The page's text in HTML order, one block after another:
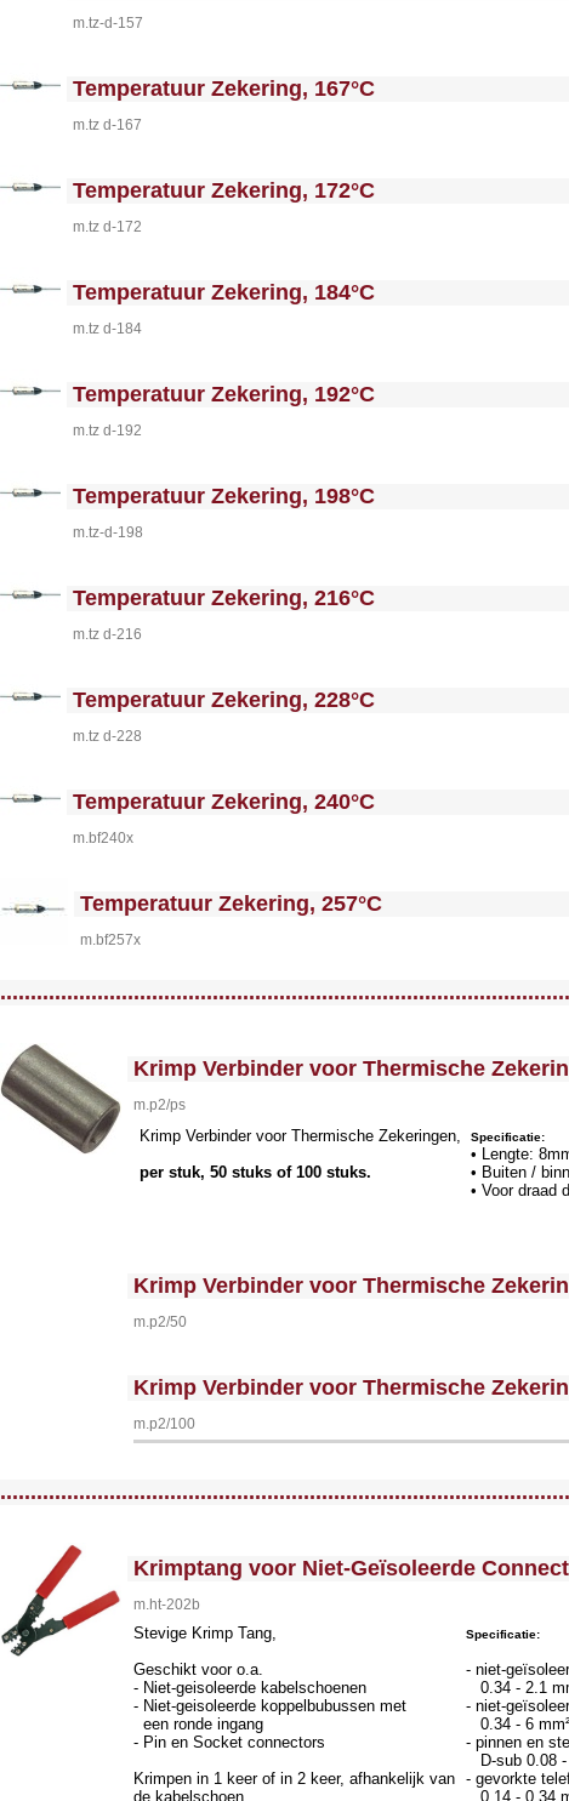
m.tz-d-157
<!-- MakeFullWidth0 --><!-- MakeFullWidth1 --><!-- MakeFullWidth2 --><!-- MakeFullWidth3 --><!-- MakeFullWidth4 --><!-- MakeFullWidth5 --><!-- MakeFullWidth6 --><!-- MakeFullWidth7 --><!-- MakeFullWidth8 --><!-- MakeFullWidth9 --><!-- MakeFullWidth10 --><!-- MakeFullWidth11 --><!-- MakeFullWidth12 --><!-- MakeFullWidth13 --><!-- MakeFullWidth14 --><!-- MakeFullWidth15 --><!--
Temperatuur Zekering, 167°C
m.tz d-167
<!-- MakeFullWidth0 --><!-- MakeFullWidth1 --><!-- MakeFullWidth2 --><!-- MakeFullWidth3 --><!-- MakeFullWidth4 --><!-- MakeFullWidth5 --><!-- MakeFullWidth6 --><!-- MakeFullWidth7 --><!-- MakeFullWidth8 --><!-- MakeFullWidth9 --><!-- MakeFullWidth10 --><!-- MakeFullWidth11 --><!-- MakeFullWidth12 --><!-- MakeFullWidth13 --><!-- MakeFullWidth14 --><!-- MakeFullWidth15 --><!--
Temperatuur Zekering, 172°C
m.tz d-172
<!-- MakeFullWidth0 --><!-- MakeFullWidth1 --><!-- MakeFullWidth2 --><!-- MakeFullWidth3 --><!-- MakeFullWidth4 --><!-- MakeFullWidth5 --><!-- MakeFullWidth6 --><!-- MakeFullWidth7 --><!-- MakeFullWidth8 --><!-- MakeFullWidth9 --><!-- MakeFullWidth10 --><!-- MakeFullWidth11 --><!-- MakeFullWidth12 --><!-- MakeFullWidth13 --><!-- MakeFullWidth14 --><!-- MakeFullWidth15 --><!--
Temperatuur Zekering, 184°C
m.tz d-184
<!-- MakeFullWidth0 --><!-- MakeFullWidth1 --><!-- MakeFullWidth2 --><!-- MakeFullWidth3 --><!-- MakeFullWidth4 --><!-- MakeFullWidth5 --><!-- MakeFullWidth6 --><!-- MakeFullWidth7 --><!-- MakeFullWidth8 --><!-- MakeFullWidth9 --><!-- MakeFullWidth10 --><!-- MakeFullWidth11 --><!-- MakeFullWidth12 --><!-- MakeFullWidth13 --><!-- MakeFullWidth14 --><!-- MakeFullWidth15 --><!--
Temperatuur Zekering, 192°C
m.tz d-192
<!-- MakeFullWidth0 --><!-- MakeFullWidth1 --><!-- MakeFullWidth2 --><!-- MakeFullWidth3 --><!-- MakeFullWidth4 --><!-- MakeFullWidth5 --><!-- MakeFullWidth6 --><!-- MakeFullWidth7 --><!-- MakeFullWidth8 --><!-- MakeFullWidth9 --><!-- MakeFullWidth10 --><!-- MakeFullWidth11 --><!-- MakeFullWidth12 --><!-- MakeFullWidth13 --><!-- MakeFullWidth14 --><!-- MakeFullWidth15 --><!--
Temperatuur Zekering, 198°C
m.tz-d-198
<!-- MakeFullWidth0 --><!-- MakeFullWidth1 --><!-- MakeFullWidth2 --><!-- MakeFullWidth3 --><!-- MakeFullWidth4 --><!-- MakeFullWidth5 --><!-- MakeFullWidth6 --><!-- MakeFullWidth7 --><!-- MakeFullWidth8 --><!-- MakeFullWidth9 --><!-- MakeFullWidth10 --><!-- MakeFullWidth11 --><!-- MakeFullWidth12 --><!-- MakeFullWidth13 --><!-- MakeFullWidth14 --><!-- MakeFullWidth15 --><!--
Temperatuur Zekering, 216°C
m.tz d-216
<!-- MakeFullWidth0 --><!-- MakeFullWidth1 --><!-- MakeFullWidth2 --><!-- MakeFullWidth3 --><!-- MakeFullWidth4 --><!-- MakeFullWidth5 --><!-- MakeFullWidth6 --><!-- MakeFullWidth7 --><!-- MakeFullWidth8 --><!-- MakeFullWidth9 --><!-- MakeFullWidth10 --><!-- MakeFullWidth11 --><!-- MakeFullWidth12 --><!-- MakeFullWidth13 --><!-- MakeFullWidth14 --><!-- MakeFullWidth15 --><!--
Temperatuur Zekering, 228°C
m.tz d-228
<!-- MakeFullWidth0 --><!-- MakeFullWidth1 --><!-- MakeFullWidth2 --><!-- MakeFullWidth3 --><!-- MakeFullWidth4 --><!-- MakeFullWidth5 --><!-- MakeFullWidth6 --><!-- MakeFullWidth7 --><!-- MakeFullWidth8 --><!-- MakeFullWidth9 --><!-- MakeFullWidth10 --><!-- MakeFullWidth11 --><!-- MakeFullWidth12 --><!-- MakeFullWidth13 --><!-- MakeFullWidth14 --><!-- MakeFullWidth15 --><!--
Temperatuur Zekering, 240°C
m.bf240x
<!-- MakeFullWidth0 --><!-- MakeFullWidth1 --><!-- MakeFullWidth2 --><!-- MakeFullWidth3 --><!-- MakeFullWidth4 --><!-- MakeFullWidth5 --><!-- MakeFullWidth6 --><!-- MakeFullWidth7 --><!-- MakeFullWidth8 --><!-- MakeFullWidth9 --><!-- MakeFullWidth10 --><!-- MakeFullWidth11 --><!-- MakeFullWidth12 --><!-- MakeFullWidth13 --><!-- MakeFullWidth14 --><!-- MakeFullWidth15
Temperatuur Zekering, 257°C
m.bf257x
<!-- MakeFullWidth0 --><!-- MakeFullWidth1 --><!-- MakeFullWidth2 --><!-- MakeFullWidth3 --><!-- MakeFullWidth4 --><!-- MakeFullWidth5 --><!-- MakeFullWidth6 --><!-- MakeFullWidth7 --><!-- MakeFullWidth8 --><!-- MakeFullWidth9 --><!-- MakeFullWidth10 --><!-- MakeFullWidth11 --><!-- MakeFullWidth12 --><!-- MakeFullWidth13 --><!-- MakeFullWidth14 --><!-- MakeFullWidth15 --><!-- MakeFullWidth16 --><!-- MakeFullWidth17 --><!-- MakeFullWidth18 --><!-- MakeFullWidth19 -->
Krimp Verbinder voor Thermische
m.p2/ps
Krimp Verbinder voor Thermische Zekeringen,
per stuk, 50 stuks of 100 stuks.
Specificatie:
• Lengte:
• Buiten /
• Voor draad
<!-- MakeFullWidth0 --><!-- MakeFullWidth1 --><!-- MakeFullWidth2 --><!-- MakeFullWidth3 --><!-- MakeFullWidth4 --><!-- MakeFullWidth5 --><!-- MakeFullWidth6 --><!-- MakeFullWidth7 --><!-- MakeFullWidth8 --><!-- MakeFullWidth9 --><!-- MakeFullWidth10 --><!-- MakeFullWidth11 --><!-- MakeFullWidth12 --><!-- MakeFullWidth13 --><!-- MakeFullWidth14 --><!-- MakeFullWidth15 --><!-- MakeFullWidth16 --><!-- MakeFullWidth17 --><!-- MakeFullWidth18 --><!-- MakeFullWidth19 -->
Krimp Verbinder voor Thermische
m.p2/50
<!-- MakeFullWidth0 --><!-- MakeFullWidth1 --><!-- MakeFullWidth2 --><!-- MakeFullWidth3 --><!-- MakeFullWidth4 --><!-- MakeFullWidth5 --><!-- MakeFullWidth6 --><!-- MakeFullWidth7 --><!-- MakeFullWidth8 --><!-- MakeFullWidth9 --><!-- MakeFullWidth10 --><!-- MakeFullWidth11 --><!-- MakeFullWidth12 --><!-- MakeFullWidth13 --><!-- MakeFullWidth14 --><!-- MakeFullWidth15 --><!-- MakeFullWidth16 --><!-- MakeFullWidth17 --><!-- MakeFullWidth18 --><!-- MakeFullWidth19 -->
Krimp Verbinder voor Thermische
m.p2/100
<!-- MakeFullWidth0 --><!-- MakeFullWidth1 --><!-- MakeFullWidth2 --><!-- MakeFullWidth3 --><!-- MakeFullWidth4 --><!-- MakeFullWidth5 --><!-- MakeFullWidth6 --><!-- MakeFullWidth7 --><!-- MakeFullWidth8 --><!-- MakeFullWidth9 --><!-- MakeFullWidth10 --><!-- MakeFullWidth11 --><!-- MakeFullWidth12 --><!-- MakeFullWidth13 --><!-- MakeFullWidth14 --><!-- MakeFullWidth15 --><!-- MakeFullWidth16 --><!-- MakeFullWidth17 --><!-- MakeFullWidth18 --><!-- MakeFullWidth19 -->
Krimptang voor Niet-Geïsoleerde
m.ht-202b
Stevige Krimp Tang,
Geschikt voor o.a.
- Niet-geisoleerde kabelschoenen
- Niet-geisoleerde koppelbubussen met
een ronde ingang
- Pin en Socket connectors
Krimpen in 1 keer of in 2 keer, afhankelijk van
de kabelschoen.
Specificatie:
- niet-
0.34 - 2.1
- niet-
0.34 - 6
- pinnen en
D-sub 0.08 -
- gevorkte
0.14 - 0.34